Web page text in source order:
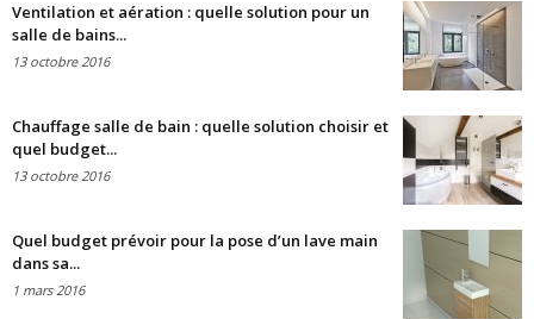
Ventilation et aération : quelle solution pour un
salle de bains...
13 octobre 2016
Chauffage salle de bain : quelle solution choisir et
quel budget...
13 octobre 2016
Quel budget prévoir pour la pose d’un lave main
dans sa...
1 mars 2016